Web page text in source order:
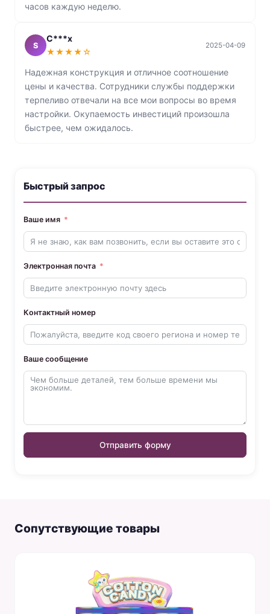
часов каждую неделю.
S
С***х
★★★★☆
2025-04-09
Надежная конструкция и отличное соотношение
цены и качества. Сотрудники службы поддержки
терпеливо отвечали на все мои вопросы во время
настройки. Окупаемость инвестиций произошла
быстрее, чем ожидалось.
Быстрый запрос
Ваше имя
Электронная почта
Контактный номер
Ваше сообщение
Отправить форму
Сопутствующие товары